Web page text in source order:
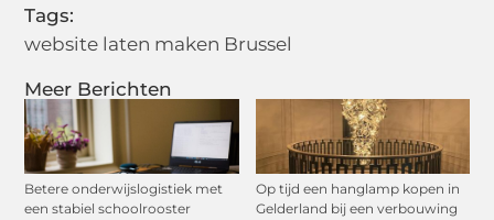
Meer Berichten
Betere onderwijslogistiek met
een stabiel schoolrooster
Op tijd een hanglamp kopen in
Gelderland bij een verbouwing
Tags:
website laten maken Brussel